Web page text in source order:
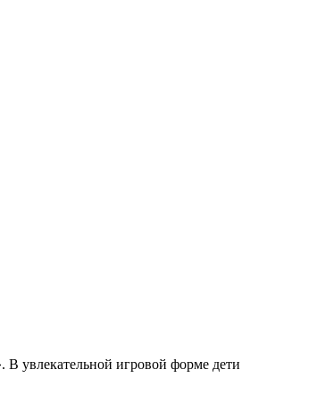
В увлекательной игровой форме дети